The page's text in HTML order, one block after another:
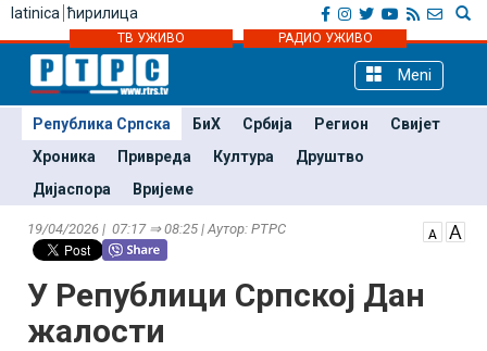
latinica ћирилица
ТВ УЖИВО РАДИО УЖИВО
Meni
Република Српска БиХ Србија Регион
Свијет
Хроника
Привреда Култура
Друштво
Дијаспора
Вријеме
19/04/2026 | 07:17 ⇒ 08:25 | Аутор: РТРС
У Републици Српској Дан
жалости